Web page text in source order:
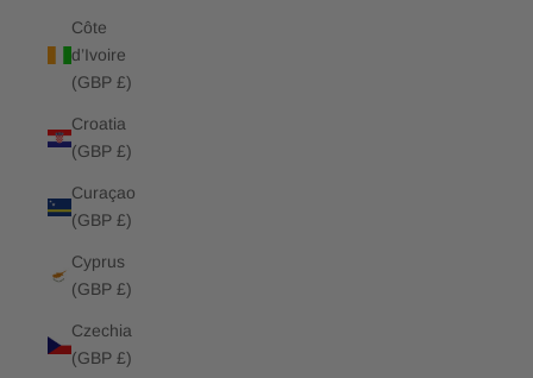
Côte
d’Ivoire
(GBP £)
Croatia
(GBP £)
Curaçao
(GBP £)
Cyprus
(GBP £)
Czechia
(GBP £)